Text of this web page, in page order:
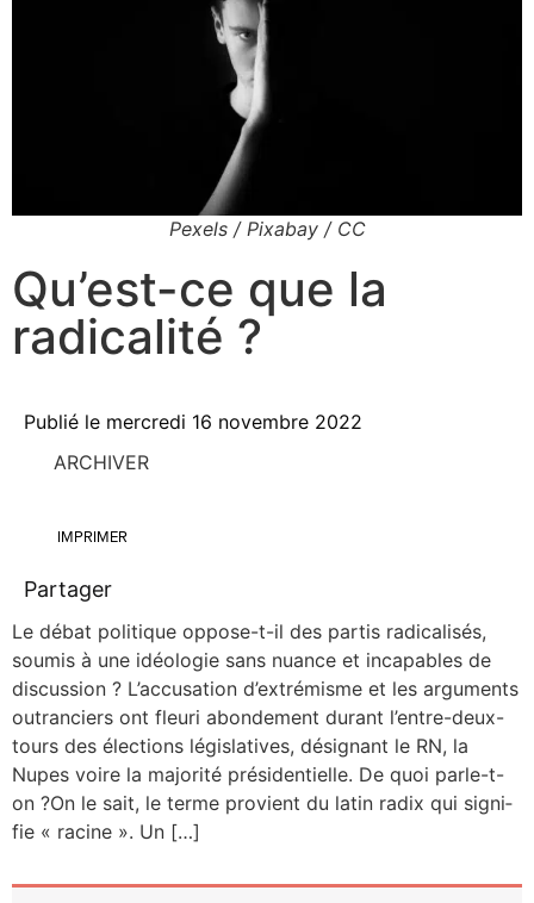
Pexels / Pixabay / CC
Qu’est-ce que la
radicalité ?
Publié le mercredi 16 novembre 2022
ARCHIVER
IMPRIMER
Partager
Le débat poli­tique oppose-t-il des par­tis radi­ca­li­sés,
sou­mis à une idéo­lo­gie sans nuance et inca­pables de
dis­cus­sion ? L’accusation d’extrémisme et les argu­ments
outran­ciers ont fleu­ri abon­de­ment durant l’entre-deux-
tours des élec­tions légis­la­tives, dési­gnant le RN, la
Nupes voire la majo­ri­té pré­si­den­tielle. De quoi parle-t-
on ?On le sait, le terme pro­vient du latin radix qui signi­
fie « racine ». Un […]